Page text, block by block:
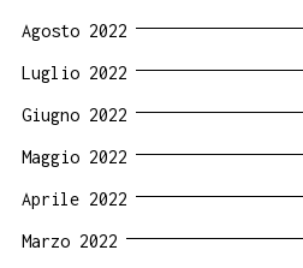
Agosto 2022
Luglio 2022
Giugno 2022
Maggio 2022
Aprile 2022
Marzo 2022